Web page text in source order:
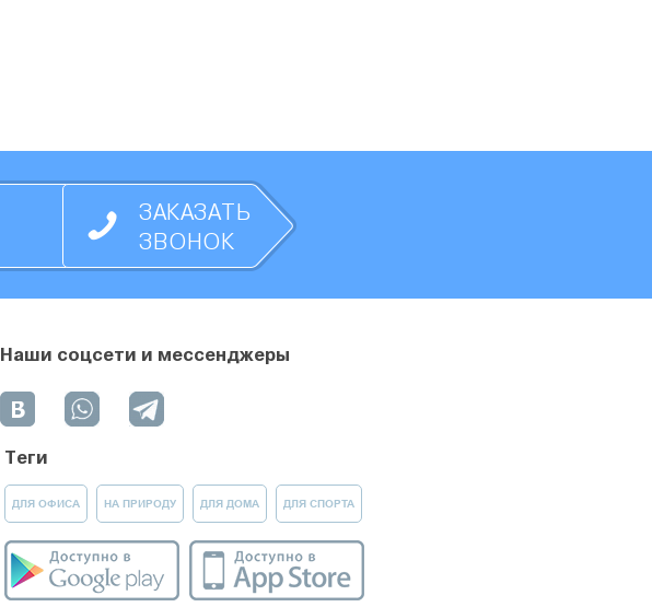
ЗАКАЗАТЬ
ЗВОНОК
Наши соцсети и мессенджеры
Теги
ДЛЯ ОФИСА НА ПРИРОДУ ДЛЯ ДОМА ДЛЯ СПОРТА